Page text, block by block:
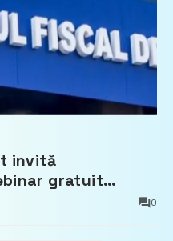
invită
gratuit
pe bunurile
0